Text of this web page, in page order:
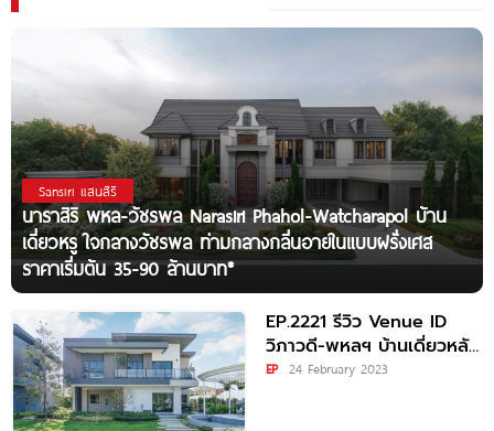
Sansiri แสนสิริ
นาราสิริ พหล-วัชรพล Narasiri Phahol-Watcharapol บ้าน
เดี่ยวหรู ใจกลางวัชรพล ท่ามกลางกลิ่นอายในแบบฝรั่งเศส
ราคาเริ่มต้น 35-90 ล้านบาท*
EP.2221 รีวิว Venue ID
วิภาวดี-พหลฯ บ้านเดี่ยวหลัง
ใหญ่ Everyday Series
EP 24 February 2023